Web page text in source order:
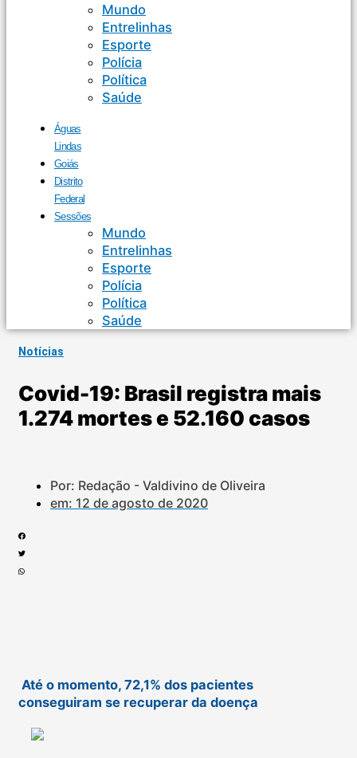
Mundo
Entrelinhas
Esporte
Polícia
Política
Saúde
Águas
Lindas
Goiás
Distrito
Federal
Sessões
Mundo
Entrelinhas
Esporte
Polícia
Política
Saúde
Notícias
Covid-19: Brasil registra mais
1.274 mortes e 52.160 casos
Por: Redação - Valdivino de Oliveira
em: 12 de agosto de 2020
Até o momento, 72,1% dos pacientes
conseguiram se recuperar da doença